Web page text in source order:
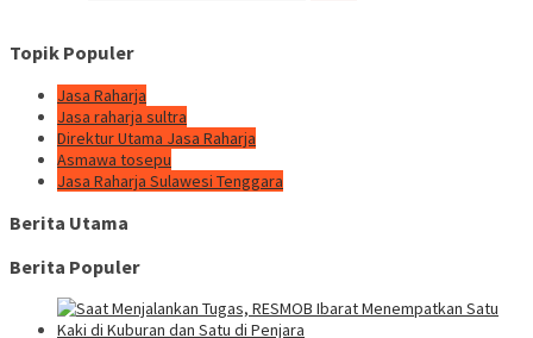
Topik Populer
Jasa Raharja
Jasa raharja sultra
Direktur Utama Jasa Raharja
Asmawa tosepu
Jasa Raharja Sulawesi Tenggara
Berita Utama
Berita Populer